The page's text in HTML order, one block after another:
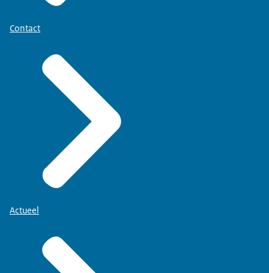
Contact
Actueel